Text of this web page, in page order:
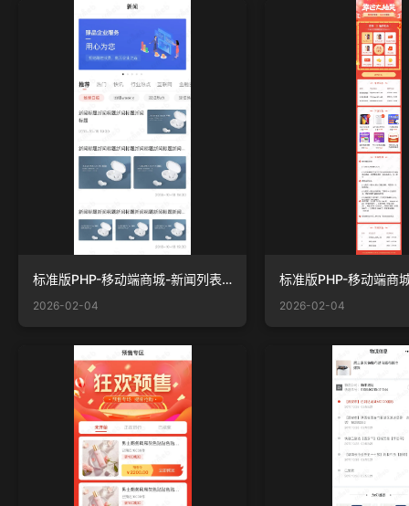
标准版PHP-移动端商城-新闻列表-一级分类.jpg
2026-02-04 2026-02-04